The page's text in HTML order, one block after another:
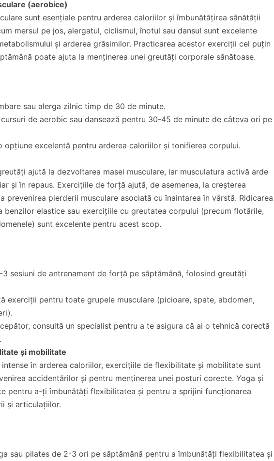
(aerobice)
sunt esențiale pentru arderea caloriilor și îmbunătățirea sănătății
mersul pe jos, alergatul, ciclismul, înotul sau dansul sunt excelente
și arderea grăsimilor. Practicarea acestor exerciții cel puțin
poate ajuta la menținerea unei greutăți corporale sănătoase.
sau alerga zilnic timp de 30 de minute.
de aerobic sau dansează pentru 30-45 de minute de câteva ori pe
opțiune excelentă pentru arderea caloriilor și tonifierea corpului.
ajută la dezvoltarea masei musculare, iar musculatura activă arde
și în repaus. Exercițiile de forță ajută, de asemenea, la creșterea
prevenirea pierderii musculare asociată cu înaintarea în vârstă. Ridicarea
benzilor elastice sau exercițiile cu greutatea corpului (precum flotările,
sunt excelente pentru acest scop.
3 sesiuni de antrenament de forță pe săptămână, folosind greutăți
exerciții pentru toate grupele musculare (picioare, spate, abdomen,
consultă un specialist pentru a te asigura că ai o tehnică corectă
și mobilitate
în arderea caloriilor, exercițiile de flexibilitate și mobilitate sunt
accidentărilor și pentru menținerea unei posturi corecte. Yoga și
pentru a-ți îmbunătăți flexibilitatea și pentru a sprijini funcționarea
și articulațiilor.
sau pilates de 2-3 ori pe săptămână pentru a îmbunătăți flexibilitatea și